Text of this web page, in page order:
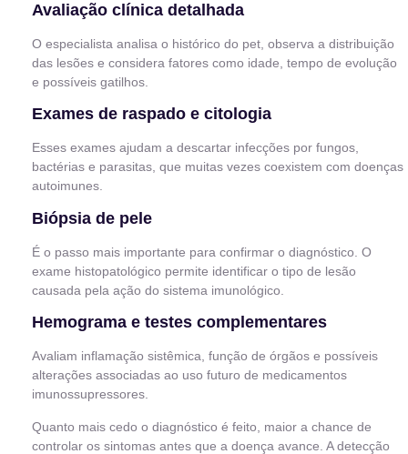
Avaliação clínica detalhada
O especialista analisa o histórico do pet, observa a distribuição
das lesões e considera fatores como idade, tempo de evolução
e possíveis gatilhos.
Exames de raspado e citologia
Esses exames ajudam a descartar infecções por fungos,
bactérias e parasitas, que muitas vezes coexistem com doenças
autoimunes.
Biópsia de pele
É o passo mais importante para confirmar o diagnóstico. O
exame histopatológico permite identificar o tipo de lesão
causada pela ação do sistema imunológico.
Hemograma e testes complementares
Avaliam inflamação sistêmica, função de órgãos e possíveis
alterações associadas ao uso futuro de medicamentos
imunossupressores.
Quanto mais cedo o diagnóstico é feito, maior a chance de
controlar os sintomas antes que a doença avance. A detecção